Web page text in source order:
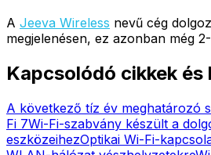
A Jeeva Wireless nevű cég
megjelenésen, ez azonban még
Kapcsolódó cikkek és
A következő tíz év meghatározó
Fi 7Wi-Fi-szabvány készült a
eszközeihezOptikai Wi-Fi-